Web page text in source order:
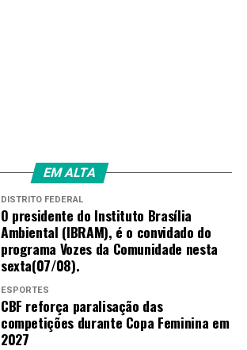
EM ALTA
DISTRITO FEDERAL
O presidente do Instituto Brasília
Ambiental (IBRAM), é o convidado do
programa Vozes da Comunidade nesta
sexta(07/08).
ESPORTES
CBF reforça paralisação das
competições durante Copa Feminina em
2027